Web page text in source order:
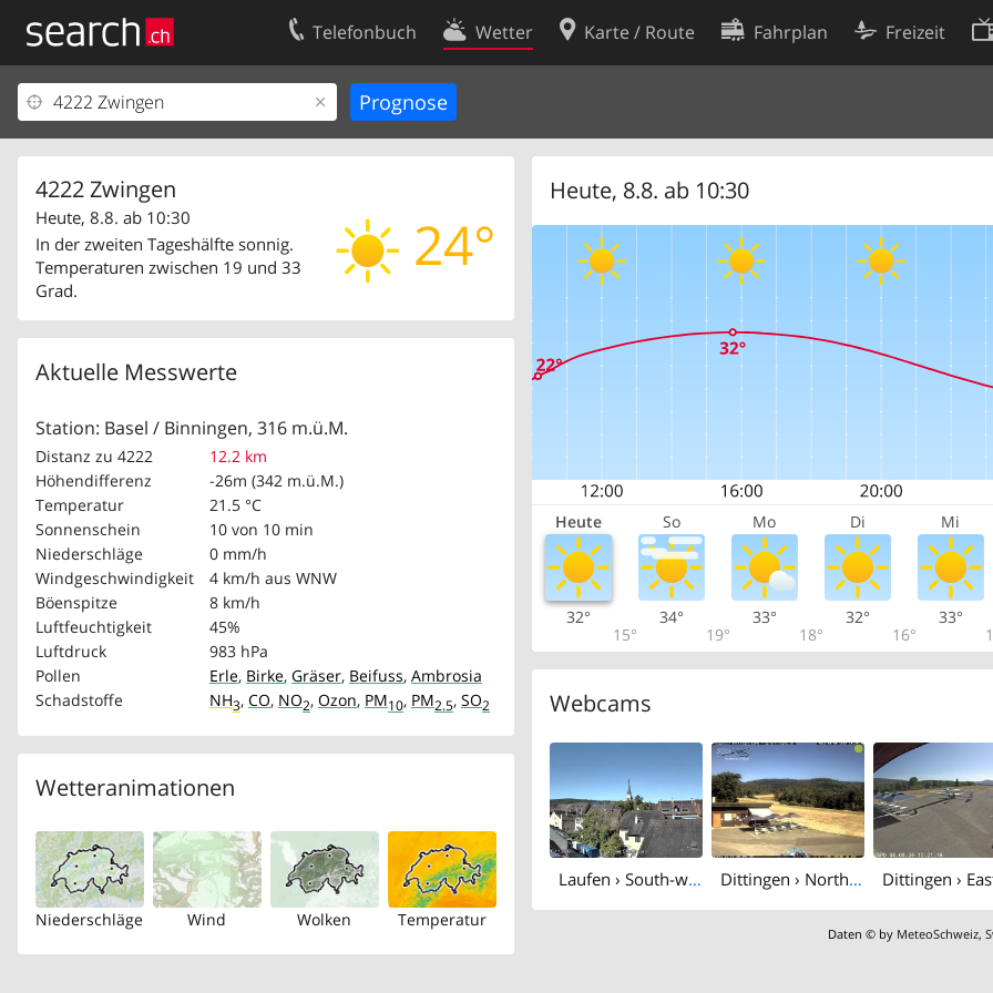
Telefonbuch Wetter Karte / Route Fahrplan Freizeit
4222 Zwingen
24°
Heute, 8.8. ab 10:30
In der zweiten Tageshälfte sonnig.
Temperaturen zwischen 19 und 33
Grad.
Aktuelle Messwerte
Station: Basel / Binningen, 316 m.ü.M.
Distanz zu 4222
12.2 km
Höhendifferenz
-26m (342 m.ü.M.)
Temperatur
21.5 °C
Sonnenschein
10 von 10 min
Niederschläge
0 mm/h
Windgeschwindigkeit
4 km/h aus WNW
Böenspitze
8 km/h
Luftfeuchtigkeit
45%
Luftdruck
983 hPa
Pollen
Erle, Birke, Gräser, Beifuss, Ambrosia
Schadstoffe
NH3, CO, NO2, Ozon, PM10, PM2.5, SO2
Wetteranimationen
Niederschläge Wind Wolken Temperatur
Heute, 8.8. ab 10:30
Heute So Mo Di Mi
32°
15°
34°
19°
33°
18°
32°
16°
33°
Webcams
Laufen › South-west Dittingen › North-west: Gliding Group Dittingen - Feuerstelle Flugplatz Dittingen
Daten © by MeteoSchweiz,
Ihr Eintrag
Kundencenter Geschäftskunden
Kontakt
Nutzungsbedingungen
Cookie-Einstellungen